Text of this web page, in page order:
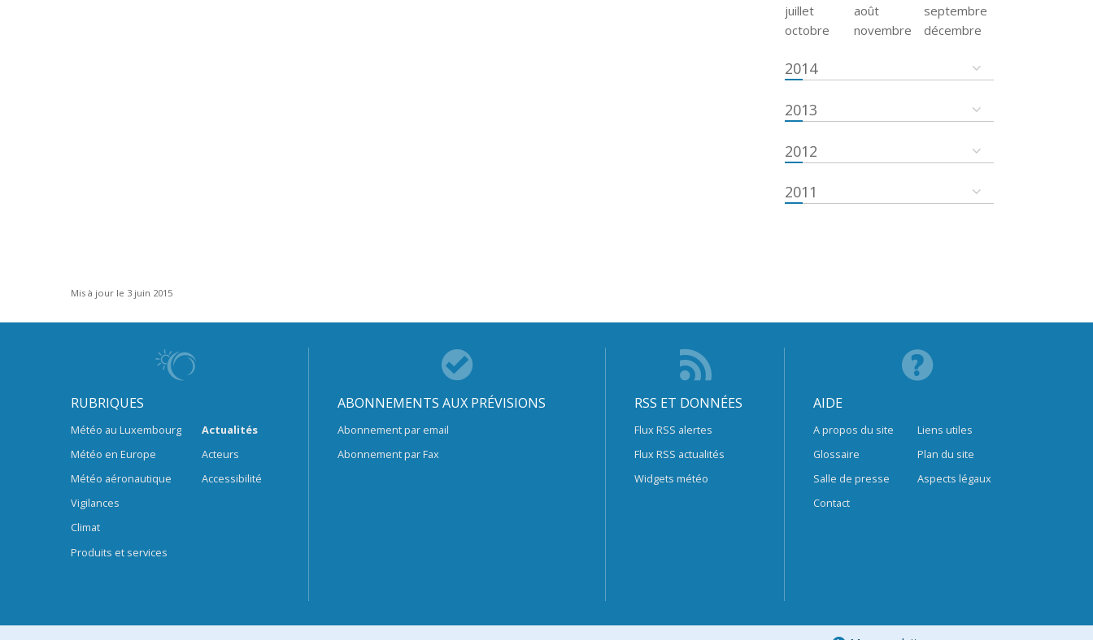
juillet
août
septembre
octobre
novembre décembre
2014
2013
2012
2011
Mis à jour le 3 juin 2015
RUBRIQUES
Météo au Luxembourg
Météo en Europe
Météo aéronautique
Vigilances
Climat
Produits et services
Actualités
Acteurs
Accessibilité
ABONNEMENTS AUX PRÉVISIONS
Abonnement par email
Abonnement par Fax
RSS ET DONNÉES
Flux RSS alertes
Flux RSS actualités
Widgets météo
AIDE
A propos du site
Glossaire
Salle de presse
Contact
Liens utiles
Plan du site
Aspects légaux